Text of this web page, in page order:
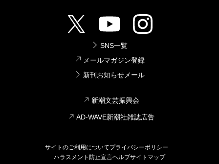
SNS一覧
メールマガジン登録
新刊お知らせメール
新潮文芸振興会
AD-WAVE新潮社雑誌広告
サイトのご利用についてプライバシーポリシー
ハラスメント防止宣言ヘルプサイトマップ